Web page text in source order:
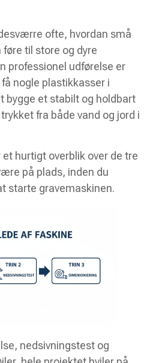
ofte, hvordan små
til store og dyre
professionel udførelse er
nogle plastikkasser i
bygge et stabilt og holdbart
fra både vand og jord i
hurtigt overblik over de tre
på plads, inden du
starte gravemaskinen.
nedsivningstest og